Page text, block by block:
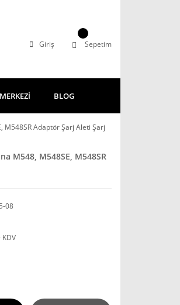
Giriş Sepetim
BLOG
M548SR Adaptör Şarj Aleti Şarj
M548, M548SE, M548SR
08